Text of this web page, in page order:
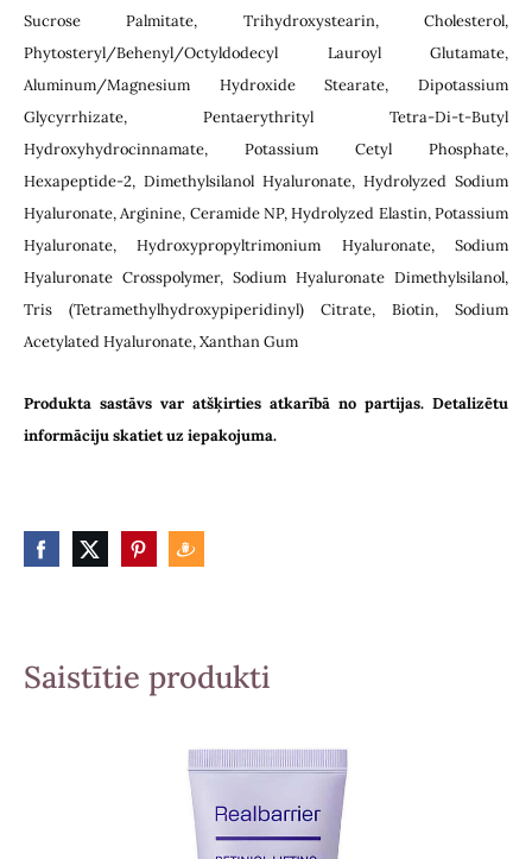
Sucrose Palmitate, Trihydroxystearin, Cholesterol,
Phytosteryl/Behenyl/Octyldodecyl Lauroyl Glutamate,
Aluminum/Magnesium Hydroxide Stearate, Dipotassium
Glycyrrhizate, Pentaerythrityl Tetra-Di-t-Butyl
Hydroxyhydrocinnamate, Potassium Cetyl Phosphate,
Hexapeptide-2, Dimethylsilanol Hyaluronate, Hydrolyzed Sodium
Hyaluronate, Arginine, Ceramide NP, Hydrolyzed Elastin, Potassium
Hyaluronate, Hydroxypropyltrimonium Hyaluronate, Sodium
Hyaluronate Crosspolymer, Sodium Hyaluronate Dimethylsilanol,
Tris (Tetramethylhydroxypiperidinyl) Citrate, Biotin, Sodium
Acetylated Hyaluronate, Xanthan Gum
Produkta sastāvs var atšķirties atkarībā no partijas. Detalizētu
informāciju skatiet uz iepakojuma.
Saistītie produkti